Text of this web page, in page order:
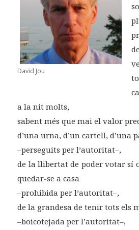
David Jou
a la nit molts,
sabent més que mai el valor
d’una urna, d’un cartell, d’una
–perseguits per l’autoritat–,
de la llibertat de poder votar sí
quedar-se a casa
–prohibida per l’autoritat–,
de la grandesa de tenir tots els
–boicotejada per l’autoritat–,